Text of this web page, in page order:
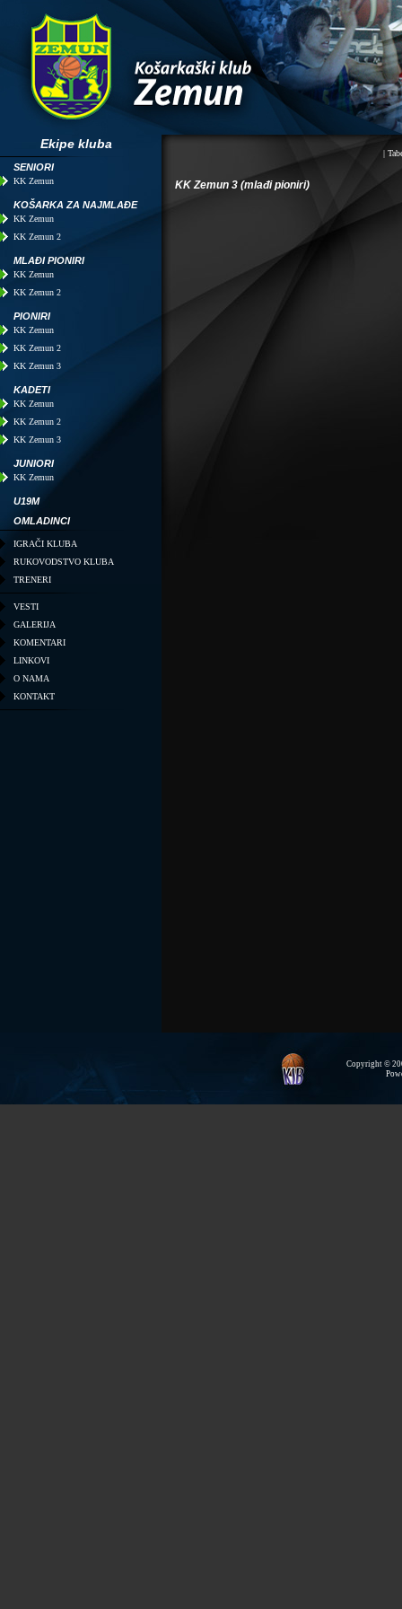
Ekipe kluba
SENIORI
KK Zemun
KOŠARKA ZA NAJMLAĐE
KK Zemun
KK Zemun 2
MLAĐI PIONIRI
KK Zemun
KK Zemun 2
PIONIRI
KK Zemun
KK Zemun 2
KK Zemun 3
KADETI
KK Zemun
KK Zemun 2
KK Zemun 3
JUNIORI
KK Zemun
U19M
OMLADINCI
IGRAČI KLUBA
RUKOVODSTVO KLUBA
TRENERI
VESTI
GALERIJA
KOMENTARI
LINKOVI
O NAMA
KONTAKT
|
KK Zemun 3 (mlađi pioniri)
Copyright ©